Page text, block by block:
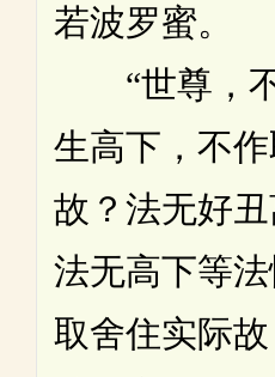
若波罗蜜。
“世尊，不
生高下，不
故？法无好丑
法无高下等
取舍住实际